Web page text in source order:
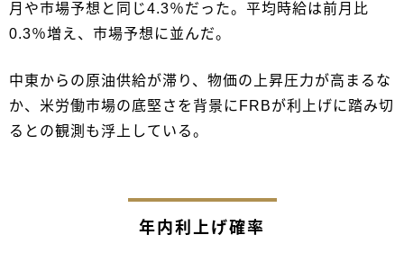
月や市場予想と同じ4.3％だった。平均時給は前月比
0.3％増え、市場予想に並んだ。
中東からの原油供給が滞り、物価の上昇圧力が高まるな
か、米労働市場の底堅さを背景にFRBが利上げに踏み切
るとの観測も浮上している。
年内利上げ確率